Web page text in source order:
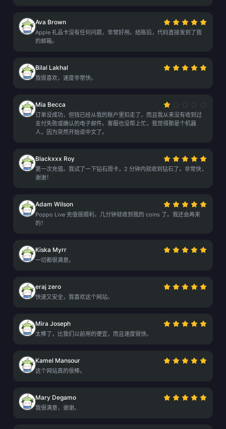
Ava Brown
Apple 礼品卡没有任何问题，非常好用。结账后，代码直接发到了我
的邮箱。
Bilal Lakhal
我很喜欢，速度非常快。
Mia Becca
订单没成功，但钱已经从我的账户里扣走了，而且我从来没有收到过
支付失败或确认的电子邮件。客服也没帮上忙，我觉得那是个机器
人，因为突然开始说中文了。
Blackxxx Roy
第一次充值。我试了一下钻石周卡，2 分钟内就收到钻石了。非常快，
谢谢！
Adam Wilson
Poppo Live 充值很顺利。几分钟就收到我的 coins 了。我还会再来
的！
Kiska Myrr
一切都很满意。
eraj zero
快速又安全，我喜欢这个网站。
Mira Joseph
太棒了，比我们以前用的便宜，而且速度很快。
Kamel Mansour
这个网站真的很棒。
Mary Degamo
我很满意，谢谢。